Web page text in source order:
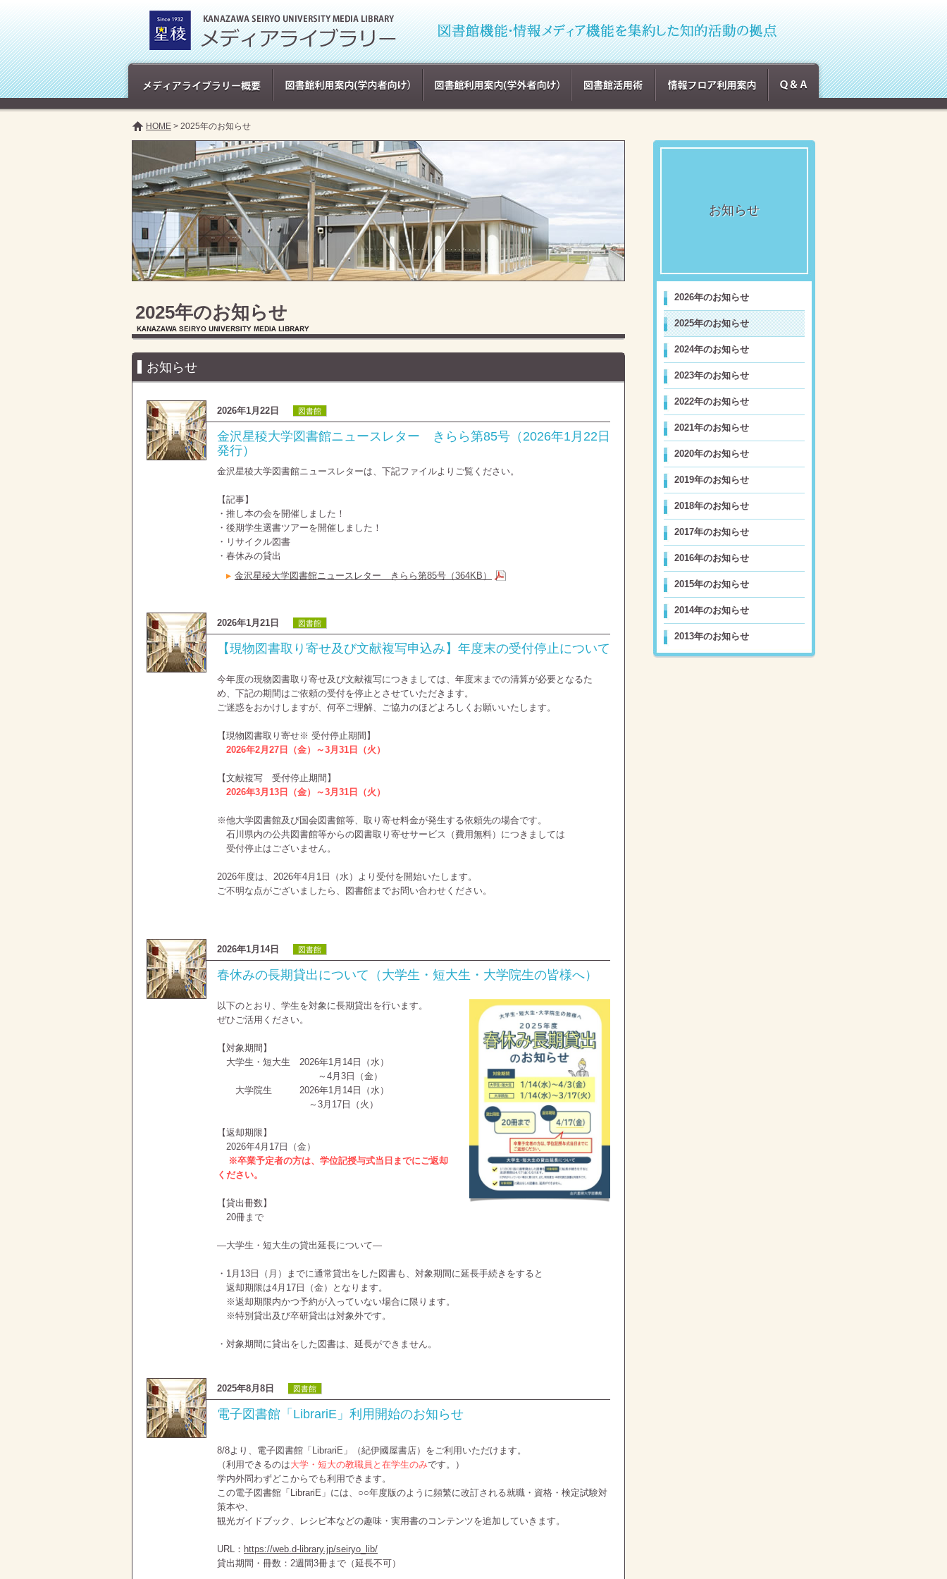
HOME > 2025年のお知らせ
2025年のお知らせ
お知らせ
2026年1月22日 図書館
金沢星稜大学図書館ニュースレター きらら第85号（2026年1月22日
発行）
金沢星稜大学図書館ニュースレターは、下記ファイルよりご覧ください。
【記事】
・推し本の会を開催しました！
・後期学生選書ツアーを開催しました！
・リサイクル図書
・春休みの貸出
金沢星稜大学図書館ニュースレター きらら第85号（364KB）
2026年1月21日 図書館
【現物図書取り寄せ及び文献複写申込み】年度末の受付停止について
今年度の現物図書取り寄せ及び文献複写につきましては、年度末までの清算が必要となるた
め、下記の期間はご依頼の受付を停止とさせていただきます。
ご迷惑をおかけしますが、何卒ご理解、ご協力のほどよろしくお願いいたします。
【現物図書取り寄せ※ 受付停止期間】
2026年2月27日（金）
～3月31日（火）
【文献複写 受付停止期間】
2026年3月13日（金）～3月31日（火）
※他大学図書館及び国会図書館等、取り寄せ料金が発生する依頼先の場合です。
石川県内の公共図書館等からの図書取り寄せサービス（費用無料）につきましては
受付停止はございません。
2026年度は、2026年4月1日（水）より受付を開始いたします。
ご不明な点がございましたら、図書館までお問い合わせください。
2026年1月14日 図書館
春休みの長期貸出について（大学生・短大生・大学院生の皆様へ）
以下のとおり、学生を対象に長期貸出を行います。
ぜひご活用ください。
【対象期間】
大学生・短大生 2026年1月14日（水）
～4月3日（金）
大学院生 2026年1月14日（水）
～3月17日（火）
【返却期限】
2026年4月17日（金）
※卒業予定者の方は、学位記授与式当日までにご返却
ください。
【貸出冊数】
20冊まで
—大学生・短大生の貸出延長について—
・1月13日（月）までに通常貸出をした図書も、対象期間に延長手続きをすると
返却期限は4月17日（金）となります。
※返却期限内かつ予約が入っていない場合に限ります。
※特別貸出及び卒研貸出は対象外です。
・対象期間に貸出をした図書は、延長ができません。
2025年8月8日 図書館
電子図書館「LibrariE」利用開始のお知らせ
8/8より、電子図書館「LibrariE」（紀伊國屋書店）をご利用いただけます。
（利用できるのは大学・短大の教職員と在学生のみです。）
学内外問わずどこからでも利用できます。
この電子図書館「LibrariE」には、○○年度版のように頻繁に改訂される就職・資格・検定試験対
策本や、
観光ガイドブック、レシピ本などの趣味・実用書のコンテンツを追加していきます。
URL： https://web.d-library.jp/seiryo_lib/
貸出期間・冊数：2週間3冊まで（延長不可）
お知らせ
2026年のお知らせ
2025年のお知らせ
2024年のお知らせ
2023年のお知らせ
2022年のお知らせ
2021年のお知らせ
2020年のお知らせ
2019年のお知らせ
2018年のお知らせ
2017年のお知らせ
2016年のお知らせ
2015年のお知らせ
2014年のお知らせ
2013年のお知らせ